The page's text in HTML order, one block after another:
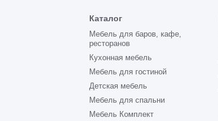
Каталог
Мебель для баров, кафе,
ресторанов
Кухонная мебель
Мебель для гостиной
Детская мебель
Мебель для спальни
Мебель Комплект